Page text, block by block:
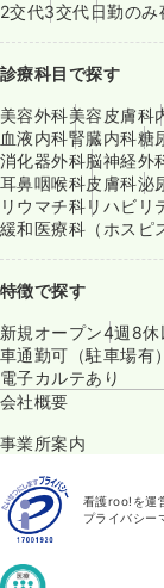
2交代3交代日勤のみ
診療科目で探す
美容外科美容皮膚科
血液内科腎臓内科糖
消化器外科脳神経外
耳鼻咽喉科皮膚科泌
リウマチ科リハビリ
緩和医療科（ホスピ
特徴で探す
新規オープン4週8休
車通勤可（駐車場有）
電子カルテあり
会社概要
事業所案内
看護roo!を運
プライバシー